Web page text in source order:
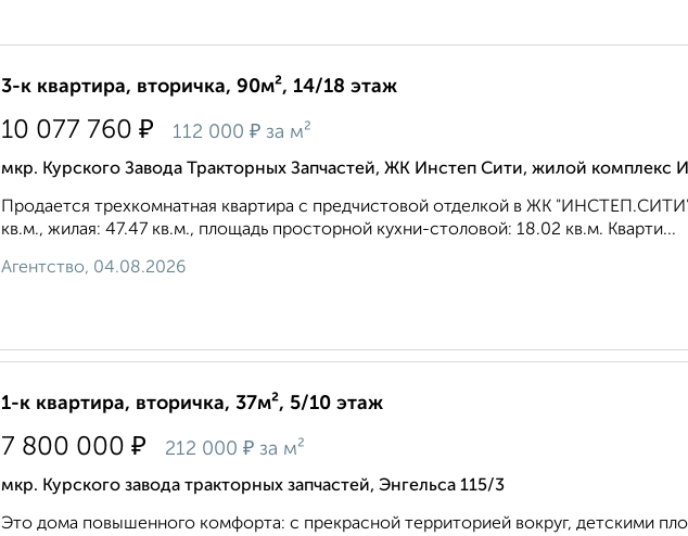
3-к квартира, вторичка, 90м², 14/18 этаж
10 077 760 ₽ 112 000 ₽ за м²
мкр. Курского Завода Тракторных Запчастей, ЖК Инстеп Сити, жилой комплекс
Продается трехкомнатная квартира с предчистовой отделкой в ЖК
кв.м., жилая: 47.47 кв.м., площадь просторной кухни-столовой: 18.02 кв.м. Кварти...
Агентство, 04.08.2026
1-к квартира, вторичка, 37м², 5/10 этаж
7 800 000 ₽ 212 000 ₽ за м²
мкр. Курского завода тракторных запчастей, Энгельса 115/3
Это дома повышенного комфорта: с прекрасной территорией вокруг, детскими